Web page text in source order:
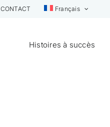
CONTACT Français
Histoires à succès